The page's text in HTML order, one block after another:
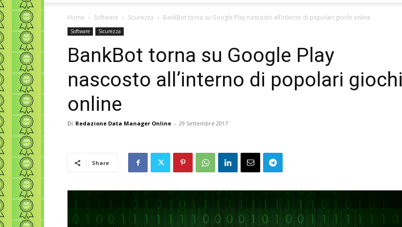
Home Software Sicurezza BankBot torna su Google Play nascosto all’interno di popolari giochi online
Software Sicurezza
BankBot torna su Google Play
nascosto all’interno di popolari giochi
online
Di Redazione Data Manager Online - 29 Settembre 2017
Share